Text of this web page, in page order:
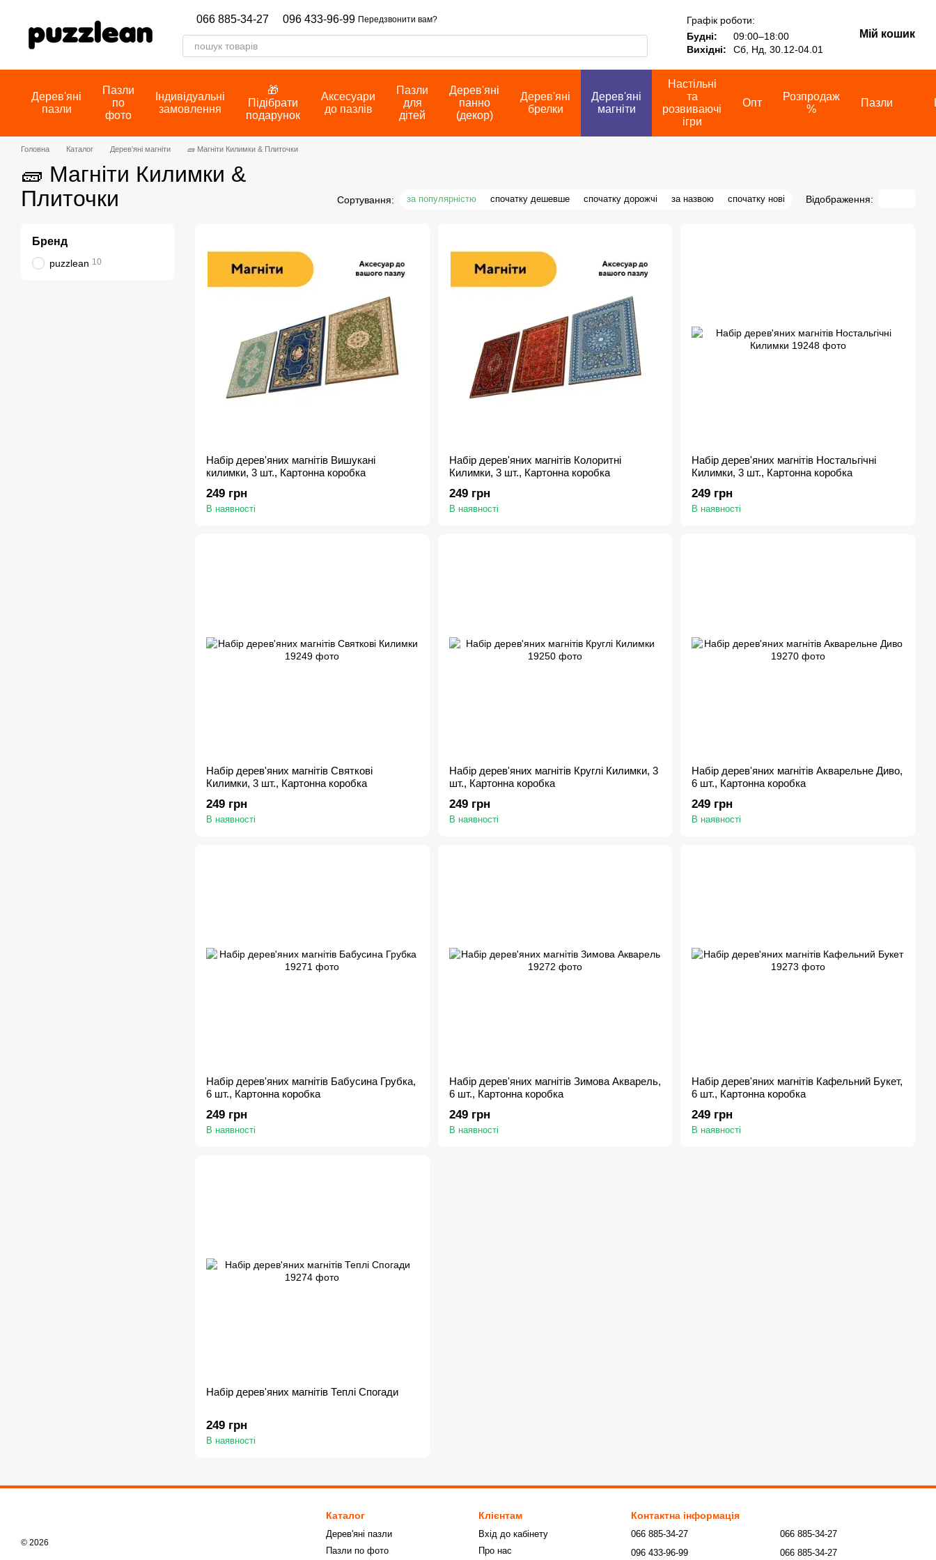
066 885-34-27 096 433-96-99 Передзвонити вам?
Графік роботи:
Будні:
09:00–18:00
Вихідні:
Сб, Нд, 30.12-04.01
Мій кошик
Дерев'яні
пазли
Пазли
по
фото
Індивідуальні
замовлення
🎁
Підібрати
подарунок
Аксесуари
до пазлів
Пазли
для
дітей
Дерев'яні
панно
(декор)
Дерев'яні
брелки
Дерев'яні
магніти
Настільні
та
розвиваючі
ігри
Опт
Розпродаж
%
Пазли
Головна Каталог Дерев'яні магніти 🧱 Магніти Килимки & Плиточки
🧱 Магніти Килимки &
Плиточки
Сортування: за популярністю спочатку дешевше спочатку дорожчі за назвою спочатку нові Відображення:
Набір дерев'яних магнітів Вишукані
килимки, 3 шт., Картонна коробка
249 грн
В наявності
Набір дерев'яних магнітів Колоритні
Килимки, 3 шт., Картонна коробка
249 грн
В наявності
Набір дерев'яних магнітів Ностальгічні
Килимки, 3 шт., Картонна коробка
249 грн
В наявності
Набір дерев'яних магнітів Святкові
Килимки, 3 шт., Картонна коробка
249 грн
В наявності
Набір дерев'яних магнітів Круглі Килимки, 3
шт., Картонна коробка
249 грн
В наявності
Набір дерев'яних магнітів Акварельне Диво,
6 шт., Картонна коробка
249 грн
В наявності
Набір дерев'яних магнітів Бабусина Грубка,
6 шт., Картонна коробка
249 грн
В наявності
Набір дерев'яних магнітів Зимова Акварель,
6 шт., Картонна коробка
249 грн
В наявності
Набір дерев'яних магнітів Кафельний Букет,
6 шт., Картонна коробка
249 грн
В наявності
Набір дерев'яних магнітів Теплі Спогади
249 грн
В наявності
Бренд
puzzlean 10
© 2026
Каталог
Дерев'яні пазли
Пазли по фото
Клієнтам
Вхід до кабінету
Про нас
Контактна інформація
066 885-34-27
096 433-96-99
066 885-34-27
066 885-34-27